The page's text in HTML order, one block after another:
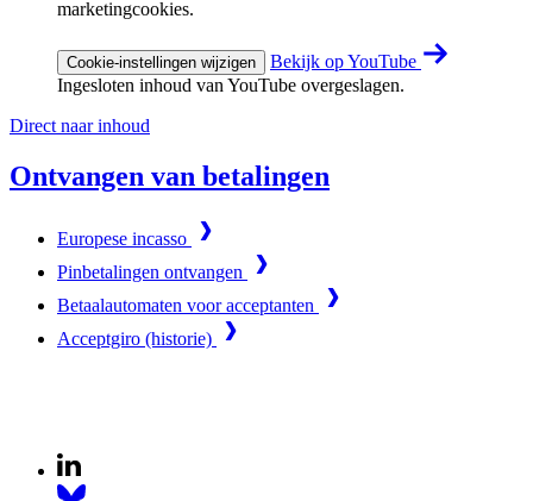
marketingcookies.
Cookie-instellingen wijzigen
Bekijk op YouTube
Ingesloten inhoud van YouTube overgeslagen.
Direct naar inhoud
Ontvangen van betalingen
Europese incasso
Pinbetalingen ontvangen
Betaalautomaten voor acceptanten
Acceptgiro (historie)